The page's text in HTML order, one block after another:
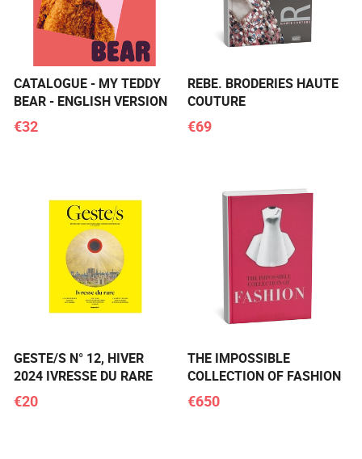
CATALOGUE - MY TEDDY
BEAR - ENGLISH VERSION
€32
REBE. BRODERIES HAUTE
COUTURE
€69
GESTE/S N° 12, HIVER
2024 IVRESSE DU RARE
€20
THE IMPOSSIBLE
COLLECTION OF FASHION
€650